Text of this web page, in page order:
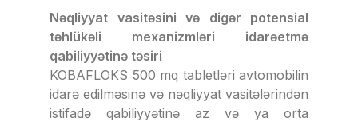
Nəqliyyat vasitəsini və digər potensial
təhlükəli mexanizmləri idarəetmə
qabiliyyətinə təsiri
KOBAFLOKS 500 mq tabletləri avtomobilin
idarə edilməsinə və nəqliyyat vasitələrindən
istifadə qabiliyyətinə az və ya orta